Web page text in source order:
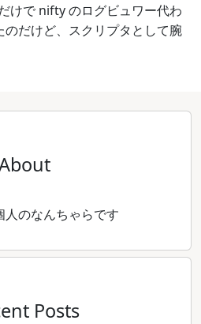
けで nifty のログビュワー代わ
のだけど、スクリプタとして腕
人のなんちゃらです
Posts